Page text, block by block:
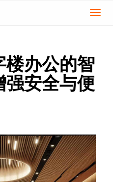
切
楼办公的智
强安全与便